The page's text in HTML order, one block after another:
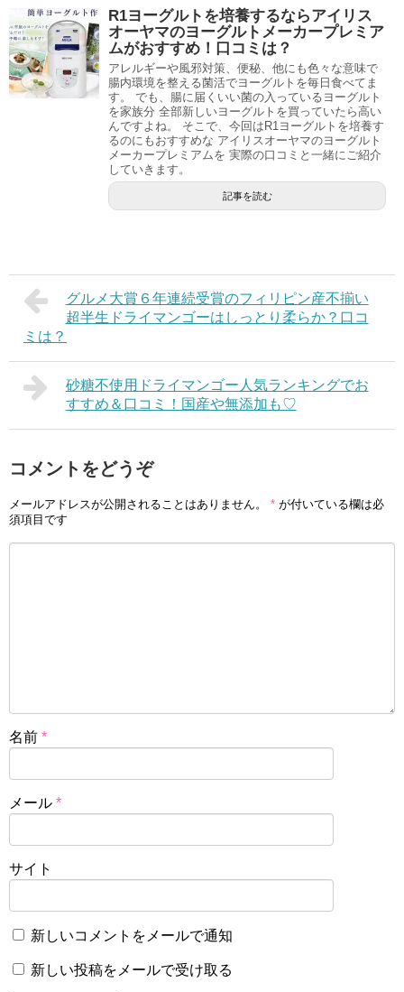
R1ヨーグルトを培養するならアイリス
オーヤマのヨーグルトメーカープレミア
ムがおすすめ！口コミは？
アレルギーや風邪対策、便秘、他にも色々な意味で
腸内環境を整える菌活でヨーグルトを毎日食べてま
す。 でも、腸に届くいい菌の入っているヨーグルト
を家族分 全部新しいヨーグルトを買っていたら高い
んですよね。 そこで、今回はR1ヨーグルトを培養す
るのにもおすすめな アイリスオーヤマのヨーグルト
メーカープレミアムを 実際の口コミと一緒にご紹介
していきます。
記事を読む
グルメ大賞６年連続受賞のフィリピン産不揃い
超半生ドライマンゴーはしっとり柔らか？口コ
ミは？
砂糖不使用ドライマンゴー人気ランキングでお
すすめ＆口コミ！国産や無添加も♡
コメントをどうぞ
メールアドレスが公開されることはありません。 * が付いている欄は必
須項目です
名前 *
メール *
サイト
新しいコメントをメールで通知
新しい投稿をメールで受け取る